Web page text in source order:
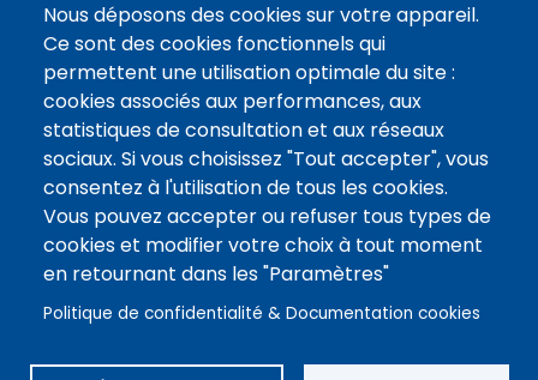
Nous déposons des cookies sur votre appareil.
Ce sont des cookies fonctionnels qui
permettent une utilisation optimale du site :
cookies associés aux performances, aux
statistiques de consultation et aux réseaux
sociaux. Si vous choisissez "Tout accepter", vous
consentez à l'utilisation de tous les cookies.
Vous pouvez accepter ou refuser tous types de
cookies et modifier votre choix à tout moment
en retournant dans les "Paramètres"
Politique de confidentialité & Documentation cookies
ARCHIVES
COOKIES
Assemblée
nationaleLE SITE DE L’ASSEMBLÉE NATIONALE
Suivez-nous